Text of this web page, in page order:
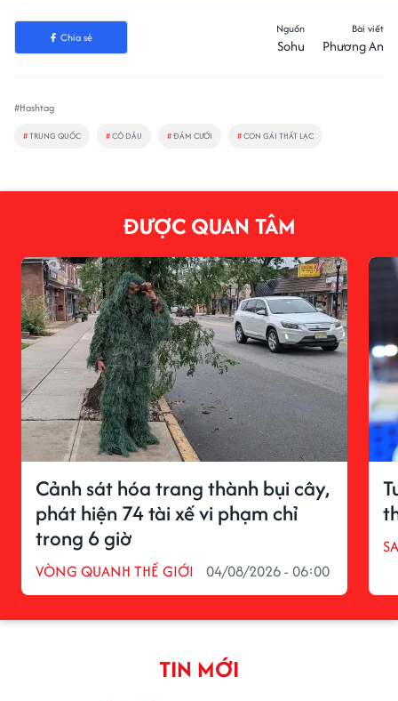
Chia sẻ
Nguồn
Sohu
Bài viết
Phương An
#Hashtag
#TRUNG QUỐC #CÔ DÂU #ĐÁM CƯỚI #CON GÁI THẤT LẠC
ĐƯỢC QUAN TÂM
Cảnh sát hóa trang thành bụi cây,
phát hiện 74 tài xế vi phạm chỉ
trong 6 giờ
VÒNG QUANH THẾ GIỚI 04/08/2026 - 06:00
TIN MỚI